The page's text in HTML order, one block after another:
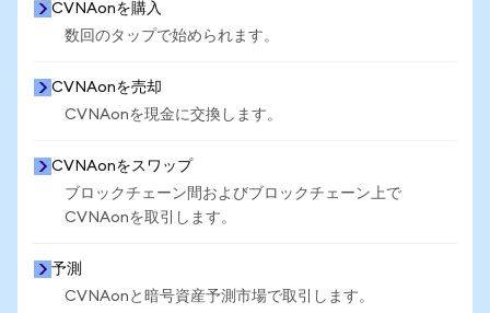
CVNAonを購入
数回のタップで始められます。
CVNAonを売却
CVNAonを現金に交換します。
CVNAonをスワップ
ブロックチェーン間およびブロックチェーン上で
CVNAonを取引します。
予測
CVNAonと暗号資産予測市場で取引します。